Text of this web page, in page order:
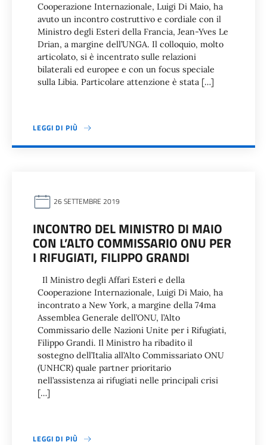
Cooperazione Internazionale, Luigi Di Maio, ha
avuto un incontro costruttivo e cordiale con il
Ministro degli Esteri della Francia, Jean-Yves Le
Drian, a margine dell’UNGA. Il colloquio, molto
articolato, si è incentrato sulle relazioni
bilaterali ed europee e con un focus speciale
sulla Libia. Particolare attenzione è stata […]
LEGGI DI PIÙ
26 SETTEMBRE 2019
INCONTRO DEL MINISTRO DI MAIO
CON L’ALTO COMMISSARIO ONU PER
I RIFUGIATI, FILIPPO GRANDI
Il Ministro degli Affari Esteri e della
Cooperazione Internazionale, Luigi Di Maio, ha
incontrato a New York, a margine della 74ma
Assemblea Generale dell’ONU, l’Alto
Commissario delle Nazioni Unite per i Rifugiati,
Filippo Grandi. Il Ministro ha ribadito il
sostegno dell’Italia all’Alto Commissariato ONU
(UNHCR) quale partner prioritario
nell’assistenza ai rifugiati nelle principali crisi
[…]
LEGGI DI PIÙ